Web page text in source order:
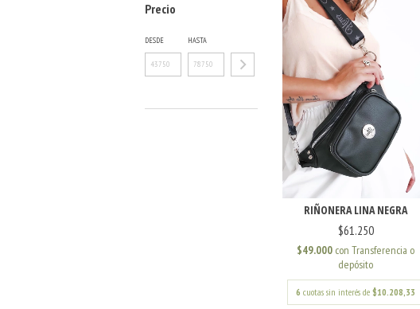
Precio
DESDE HASTA
RIÑONERA LINA NEGRA
$61.250
$49.000 con Transferencia o
depósito
6 cuotas sin interés de$10.208,33